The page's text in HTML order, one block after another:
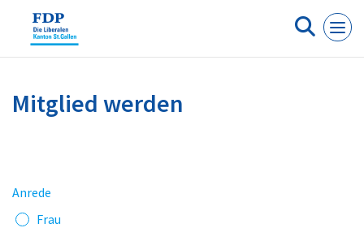
Mitglied werden
Anrede
Frau
Cookie-Einstellungen